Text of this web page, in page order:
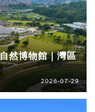
然博物館｜灣區
2026-07-29